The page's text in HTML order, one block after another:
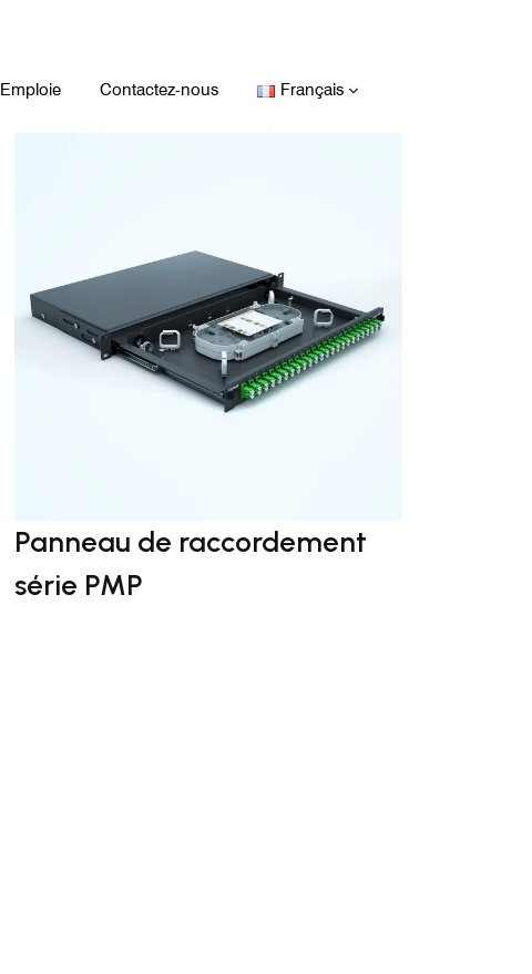
Emploie Contactez-nous Français
Panneau de raccordement
série PMP